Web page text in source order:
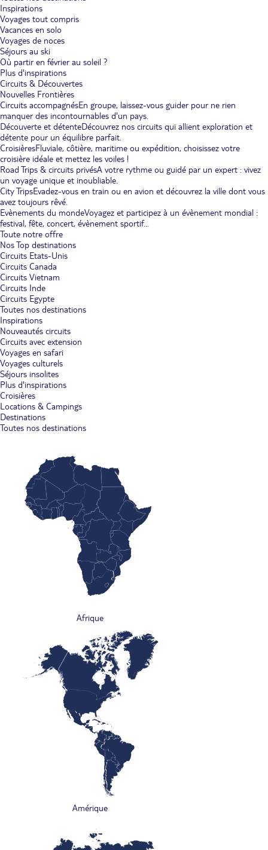
Inspirations
Voyages tout compris
Vacances en solo
Voyages de noces
Séjours au ski
Où partir en février au soleil ?
Plus d'inspirations
Circuits & Découvertes
Nouvelles Frontières
Circuits accompagnésEn groupe, laissez-vous guider pour ne rien
manquer des incontournables d'un pays.
Découverte et détenteDécouvrez nos circuits qui allient exploration et
détente pour un équilibre parfait.
CroisièresFluviale, côtière, maritime ou expédition, choisissez votre
croisière idéale et mettez les voiles !
Road Trips & circuits privésA votre rythme ou guidé par un expert : vivez
un voyage unique et inoubliable.
City TripsEvadez-vous en train ou en avion et découvrez la ville dont vous
avez toujours rêvé.
Evènements du mondeVoyagez et participez à un évènement mondial :
festival, fête, concert, évènement sportif...
Toute notre offre
Nos Top destinations
Circuits Etats-Unis
Circuits Canada
Circuits Vietnam
Circuits Inde
Circuits Egypte
Toutes nos destinations
Inspirations
Nouveautés circuits
Circuits avec extension
Voyages en safari
Voyages culturels
Séjours insolites
Plus d'inspirations
Croisières
Locations & Campings
Destinations
Toutes nos destinations
Afrique
Amérique